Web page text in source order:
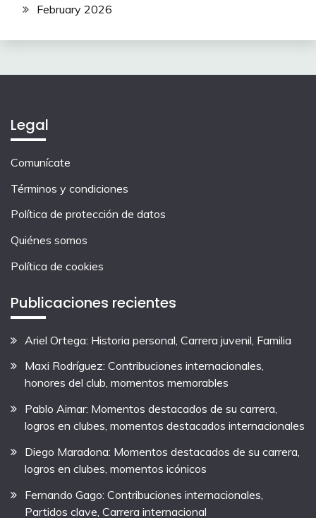
February 2026
Legal
Comunícate
Términos y condiciones
Política de protección de datos
Quiénes somos
Política de cookies
Publicaciones recientes
Ariel Ortega: Historia personal, Carrera juvenil, Familia
Maxi Rodríguez: Contribuciones internacionales,
honores del club, momentos memorables
Pablo Aimar: Momentos destacados de su carrera,
logros en clubes, momentos destacados internacionales
Diego Maradona: Momentos destacados de su carrera,
logros en clubes, momentos icónicos
Fernando Gago: Contribuciones internacionales,
Partidos clave, Carrera internacional